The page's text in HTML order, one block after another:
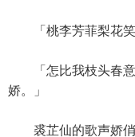
「桃李芳菲梨花笑
「怎比我枝头春意
娇。」
裘芷仙的歌声娇俏